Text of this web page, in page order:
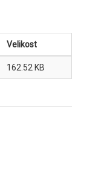
Velikost
162.52 KB